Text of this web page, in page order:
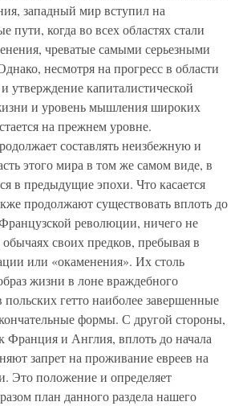
западный мир вступил на
пути, когда во всех областях стали
чреватые самыми серьезными
несмотря на прогресс в области
утверждение капиталистической
и уровень мышления широких
на прежнем уровне.
составлять неизбежную и
этого мира в том же самом виде, в
в предыдущие эпохи. Что касается
продолжают существовать вплоть до
революции, ничего не
своих предков, пребывая в
или «окаменения». Их столь
жизни в лоне враждебного
польских гетто наиболее завершенные
формы. С другой стороны,
Франция и Англия, вплоть до начала
запрет на проживание евреев на
Это положение и определяет
план данного раздела нашего